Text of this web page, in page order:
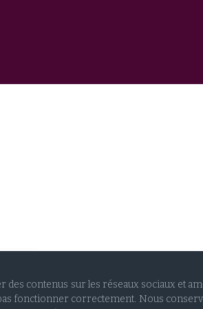
des contenus sur les réseaux sociaux et
fonctionner correctement. Nous